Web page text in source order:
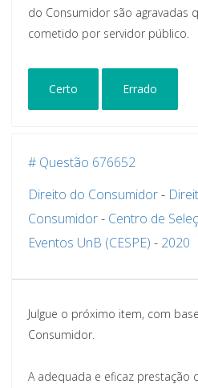
do Consumidor são agravadas
cometido por servidor público.
Certo Errado
# Questão 676652
Direito do Consumidor-
Consumidor- Centro de
Eventos UnB (CESPE) - 2020
Julgue o próximo item, com
Consumidor.
A adequada e eficaz prestação